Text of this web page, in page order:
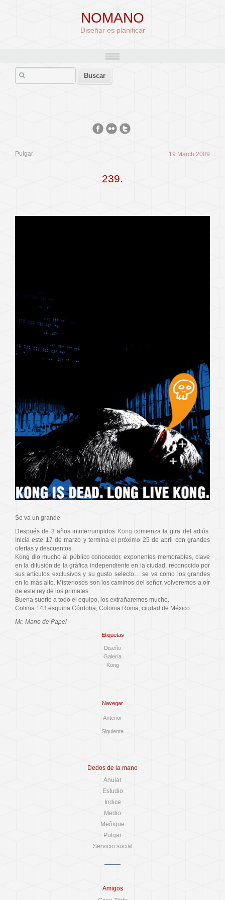
NOMANO
Diseñar es planificar
Pulgar 19 March 2009
239.
Se va un grande
Después de 3 años ininterrumpidos Kong comienza la gira del adiós.
Inicia este 17 de marzo y termina el próximo 25 de abril con grandes
ofertas y descuentos.
Kong dio mucho al público conocedor, exponentes memorables, clave
en la difusión de la gráfica independiente en la ciudad, reconocido por
sus artículos exclusivos y su gusto selecto… se va como los grandes
en lo más alto. Misteriosos son los caminos del señor, volveremos a oír
de este rey de los primates.
Buena suerte a todo el equipo, los extrañaremos mucho.
Colima 143 esquina Córdoba, Colonia Roma, ciudad de México.
Mr. Mano de Papel
Etiquetas
Diseño
Galería
Kong
Navegar
Anterior
Siguiente
Dedos de la mano
Anular
Estudio
Indice
Medio
Meñique
Pulgar
Servicio social
Amigos